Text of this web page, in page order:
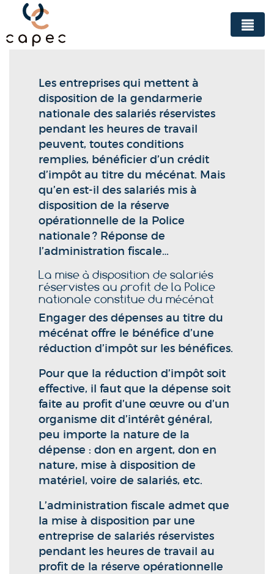
Panneau de gestion des cookies
Les entreprises qui mettent à
disposition de la gendarmerie
nationale des salariés réservistes
pendant les heures de travail
peuvent, toutes conditions
remplies, bénéficier d’un crédit
d’impôt au titre du mécénat. Mais
qu’en est-il des salariés mis à
disposition de la réserve
opérationnelle de la Police
nationale ? Réponse de
l’administration fiscale…
La mise à disposition de salariés
réservistes au profit de la Police
nationale constitue du mécénat
Engager des dépenses au titre du
mécénat offre le bénéfice d’une
réduction d’impôt sur les bénéfices.
Pour que la réduction d’impôt soit
effective, il faut que la dépense soit
faite au profit d’une œuvre ou d’un
organisme dit d’intérêt général,
peu importe la nature de la
dépense : don en argent, don en
nature, mise à disposition de
matériel, voire de salariés, etc.
L’administration fiscale admet que
la mise à disposition par une
entreprise de salariés réservistes
pendant les heures de travail au
profit de la réserve opérationnelle